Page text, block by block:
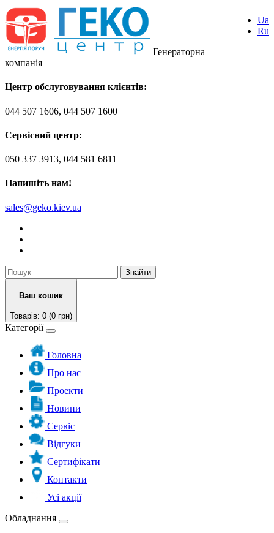
Ua
Ru
Генераторна
компанія
Центр обслуговування клієнтів:
044 507 1606, 044 507 1600
Сервісний центр:
050 337 3913, 044 581 6811
Напишіть нам!
sales@geko.kiev.ua
Знайти
Ваш кошик
Товарів: 0 (0 грн)
Категорії
Головна
Про нас
Проекти
Новини
Сервіс
Відгуки
Сертифікати
Контакти
Усі акції
Обладнання